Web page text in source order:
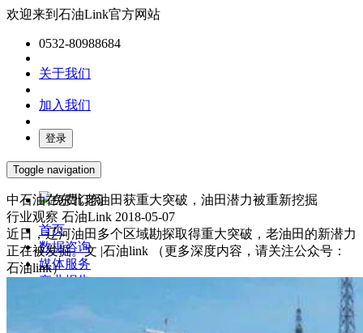
欢迎来到石油Link官方网站
0532-80988684
关于我们
加入我们
登录
Toggle navigation
免费订阅
首页
数据咨询
媒体服务
产业报告
中石油在东北老油田获重大突破，油田潜力被重新挖掘
行业观察 石油Link 2018-05-07
近日，辽河油田多个区域勘探取得重大突破，老油田的新潜力
正在被发掘。文 |石油link （更多深度内容，请关注公众号：
石油link）